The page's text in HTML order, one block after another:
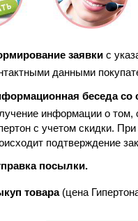
заявки с
данными
беседа со
информации о том,
с учетом скидки. При
подтверждение
посылки.
товара(цена